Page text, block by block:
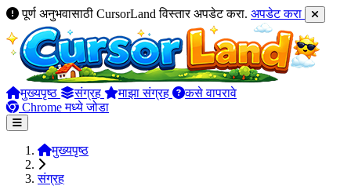
पूर्ण अनुभवासाठी CursorLand विस्तार अपडेट करा. अपडेट करा
मुख्यपृष्ठ संग्रह माझा संग्रह
कसे वापरावे
Chrome मध्ये जोडा
मुख्यपृष्ठ
संग्रह